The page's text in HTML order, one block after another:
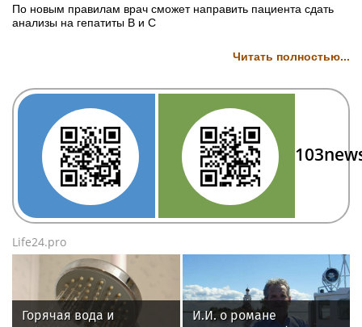
Нижнем Новгороде
По новым правилам врач сможет направить пациента сдать
анализы на гепатиты B и C
Читать полностью...
Life24.pro
Горячая вода и
И.И. о романе